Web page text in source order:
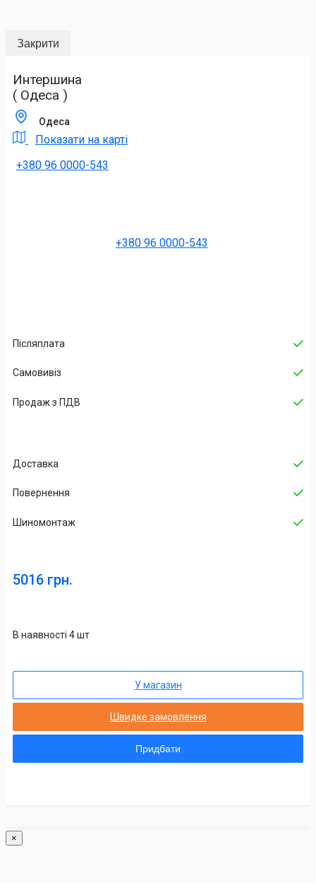
Закрити
Интершина
( Одеса )
Одеса
Показати на карті
+380 96 0000-543
+380 96 0000-543
Післяплата
Самовивіз
Продаж з ПДВ
Доставка
Повернення
Шиномонтаж
5016 грн.
В наявності 4 шт
У магазин
Швидке замовлення
Придбати
×